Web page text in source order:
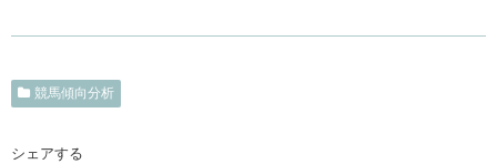
競馬傾向分析
シェアする